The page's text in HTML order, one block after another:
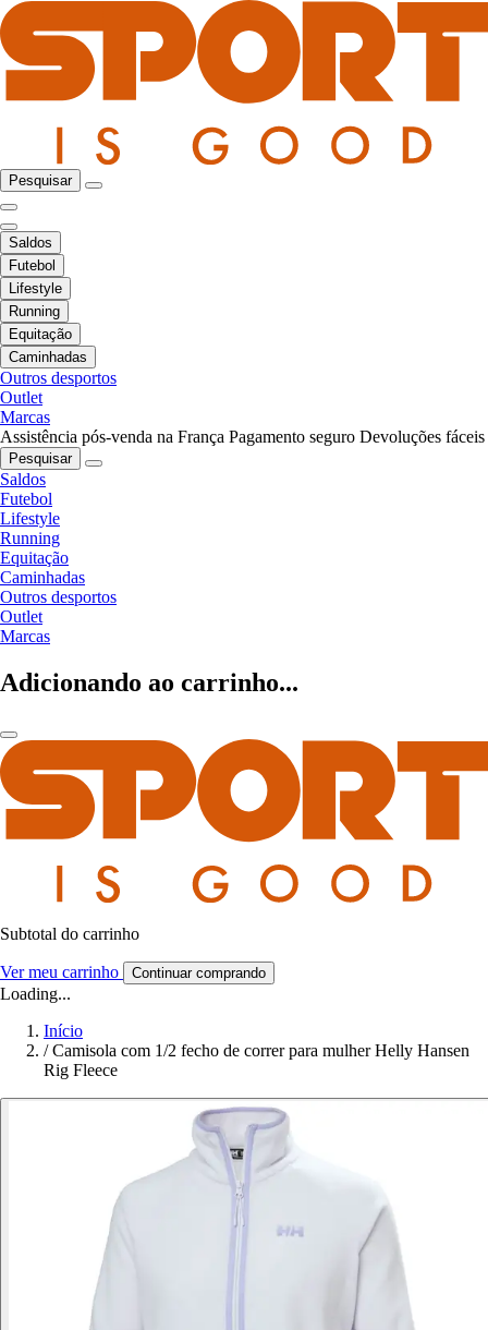
Pesquisar
Saldos
Futebol
Lifestyle
Running
Equitação
Caminhadas
Outros desportos
Outlet
Marcas
Assistência pós-venda na França Pagamento seguro Devoluções fáceis
Pesquisar
Saldos
Futebol
Lifestyle
Running
Equitação
Caminhadas
Outros desportos
Outlet
Marcas
Adicionando ao carrinho...
Subtotal do carrinho
Ver meu carrinho Continuar comprando
Loading...
Início
/ Camisola com 1/2 fecho de correr para mulher Helly Hansen
Rig Fleece